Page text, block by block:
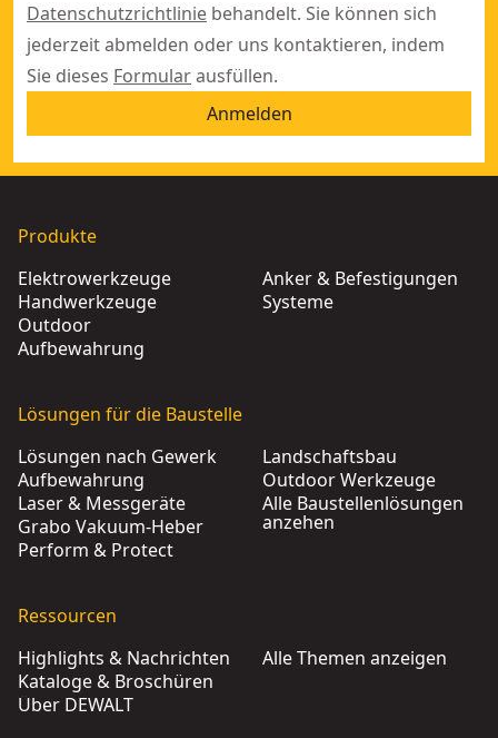
Datenschutzrichtlinie behandelt. Sie können sich
jederzeit abmelden oder uns kontaktieren, indem
Sie dieses Formularausfüllen.
Anmelden
Produkte
Elektrowerkzeuge
Handwerkzeuge
Outdoor
Aufbewahrung
Anker & Befestigungen
Systeme
Lösungen für die Baustelle
Lösungen nach Gewerk
Aufbewahrung
Laser & Messgeräte
Grabo Vakuum-Heber
Perform & Protect
Landschaftsbau
Outdoor Werkzeuge
Alle Baustellenlösungen
anzehen
Ressourcen
Highlights & Nachrichten
Kataloge & Broschüren
Über DEWALT
Alle Themen anzeigen